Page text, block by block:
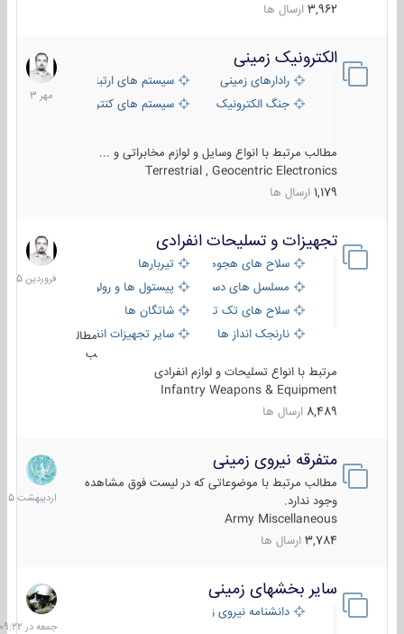
3,962 ارسال ها
الکترونیک زمینی
رادارهای زمینی
سیستم های ارتباطی و جمع آوری
جنگ الکترونیک
سیستم های کنترل آتش و تجهیزات
مطالب مرتبط با انواع وسایل و لوازم مخابراتی و ...
Terrestrial , Geocentric Electronics
1,179 ارسال ها
1
مهر
1403
تجهیزات و تسلیحات انفرادی
سلاح های هجومی
تیربارها
مسلسل های دستی
پیستول ها و رولورها
سلاح های تک تیر اندازیشاتگان ها
نارنجک انداز ها
سایر تجهیزات انفرادی
مطال
ب
مرتبط با انواع تسلیحات و لوازم انفرادی
Infantry Weapons & Equipment
8,489 ارسال ها
17
فروردین
1405
متفرقه نیروی زمینی
مطالب مرتبط با موضوعاتی که در لیست فوق مشاهده
وجود ندارد.
Army Miscellaneous
3,784 ارسال ها
27
1405
سایر بخشهای زمینی
دانشنامه نیروی زمینی
جمعه
در
09:22